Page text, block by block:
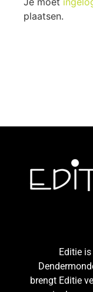
plaatsen.
Editie
brengt Editie